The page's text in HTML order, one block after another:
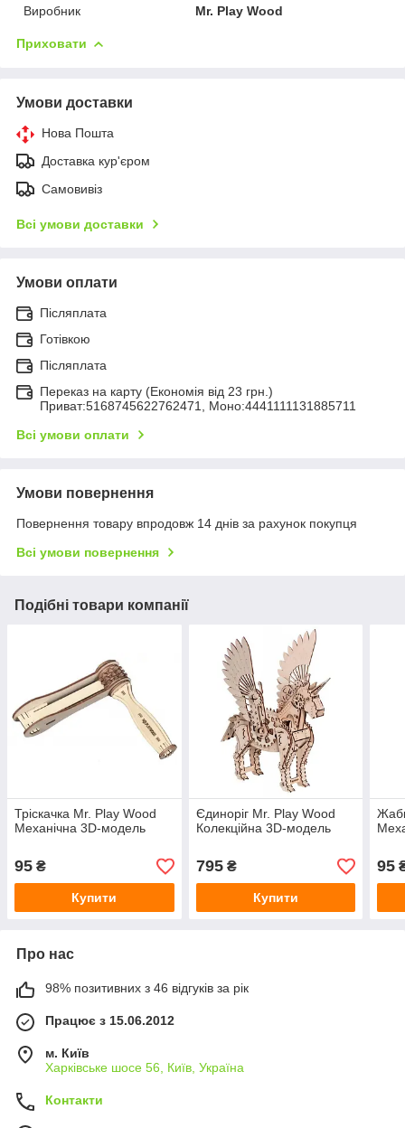
Виробник
Mr. Play Wood
Приховати
Умови доставки
Нова Пошта
Доставка кур'єром
Самовивіз
Всі умови доставки
Умови оплати
Післяплата
Готівкою
Післяплата
Переказ на карту (Економія від 23 грн.)
Приват:5168745622762471, Моно:4441111131885711
Всі умови оплати
Умови повернення
Повернення товару впродовж 14 днів за рахунок покупця
Всі умови повернення
Подібні товари компанії
Тріскачка Mr. Play Wood
Механічна 3D-модель
95 ₴
Купити
Єдиноріг Mr. Play Wood
Колекційна 3D-модель
795₴
Купити
95
Про нас
98% позитивних з 46 відгуків за рік
Працює з 15.06.2012
м. Київ
Харківське шосе 56, Київ, Україна
Контакти